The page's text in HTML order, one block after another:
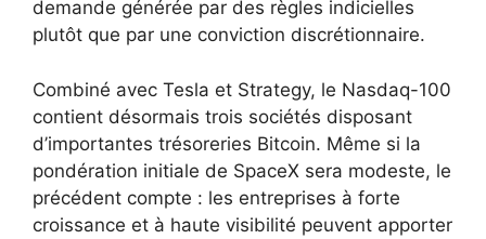
demande générée par des règles indicielles
plutôt que par une conviction discrétionnaire.
Combiné avec Tesla et Strategy, le Nasdaq-100
contient désormais trois sociétés disposant
d’importantes trésoreries Bitcoin. Même si la
pondération initiale de SpaceX sera modeste, le
précédent compte : les entreprises à forte
croissance et à haute visibilité peuvent apporter